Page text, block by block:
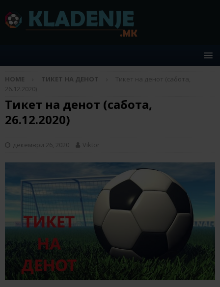
HOME ТИКЕТ НА ДЕНОТ
Тикет на денот (сабота,
26.12.2020)
Тикет на денот (сабота,
26.12.2020)
декември 26, 2020 Viktor